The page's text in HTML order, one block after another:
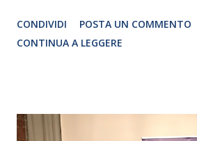
CRISTINA PEZZOLI
CONDIVIDI
POSTA UN COMMENTO
CONTINUA A LEGGERE